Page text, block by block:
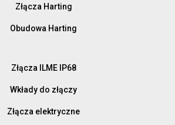
Złącza Harting
Obudowa Harting
Złącza ILME IP68
Wkłady do złączy
Złącza elektryczne